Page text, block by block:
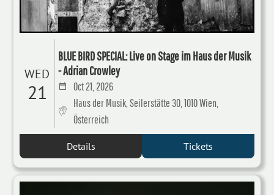
WED
21
BLUE BIRD SPECIAL: Live on Stage im Haus der Musik
- Adrian Crowley
Oct 21, 2026
Haus der Musik, Seilerstätte 30, 1010 Wien,
Österreich
Details Tickets